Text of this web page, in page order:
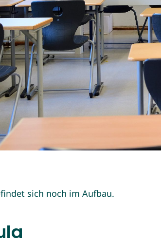
sich noch im Aufbau.